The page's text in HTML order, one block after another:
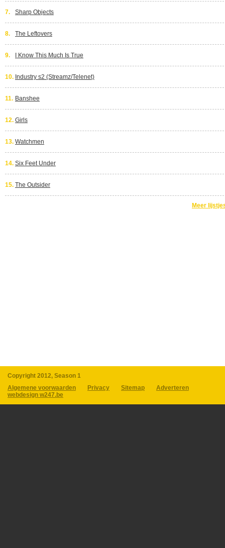
7. Sharp Objects
8. The Leftovers
9. I Know This Much Is True
10. Industry s2 (Streamz/Telenet)
11. Banshee
12. Girls
13. Watchmen
14. Six Feet Under
15. The Outsider
Meer
Copyright 2012, Season 1
Algemene voorwaarden
Privacy Sitemap
Adverteren
webdesign w247.be